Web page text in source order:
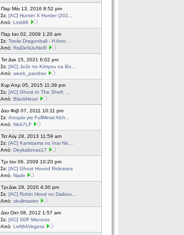
Παρ Μάι 13, 2016 8:52 pm
Σε: [AC] Hunter X Hunter (201...
Από: Link88
Παρ Ιαν 02, 2009 1:20 am
Σε: Ταινία Dragonball - Η Απο...
Από: RaiDeNJuNioR
Τετ Δεκ 15, 2021 6:02 pm
Σε: [AC] JoJo no Kimyou na Bo...
Από: weeb_panther
Κυρ Απρ 05, 2015 11:39 pm
Σε: [AC] Ghost In The Shell: ...
Από: BlackHeart
Δευ Φεβ 07, 2011 10:11 pm
Σε: Απορία για FullMetal Alch...
Από: Nick7LF
Τετ Αύγ 28, 2013 11:59 am
Σε: [AC] Kamisama no Inai Nic...
Από: Deykalionas17
Τρι Ιαν 06, 2009 10:20 pm
Σε: [AC] Ghost Hound Releases
Από: Nadir
Τρι Δεκ 29, 2020 4:30 pm
Σε: [AC] Robin Hood no Daibou...
Από: skullmaster
Δευ Οκτ 08, 2012 1:57 am
Σε: [AC] SDF Macross
Από: Left64Vegeta